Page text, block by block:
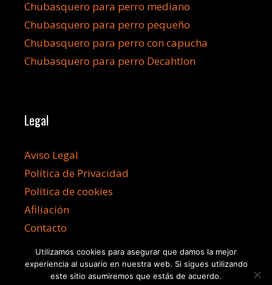
Chubasquero para perro mediano
Chubasquero para perro pequeño
Chubasquero para perro con capucha
Chubasquero para perro Decahtlon
Legal
Aviso Legal
Política de Privacidad
Política de cookies
Afiliación
Contacto
Utilizamos cookies para asegurar que damos la mejor
experiencia al usuario en nuestra web. Si sigues utilizando
este sitio asumiremos que estás de acuerdo.